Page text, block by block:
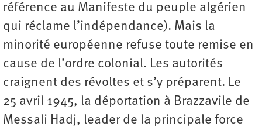
référence au Manifeste du peuple algérien
qui réclame l’indépendance). Mais la
minorité européenne refuse toute remise en
cause de l’ordre colonial. Les autorités
craignent des révoltes et s’y préparent. Le
25 avril 1945, la déportation à Brazzavile de
Messali Hadj, leader de la principale force